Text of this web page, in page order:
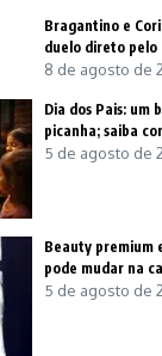
Bragantino e
duelo direto pelo
8 de agosto de
Dia dos Pais: um
picanha; saiba
5 de agosto de
Beauty premium
pode mudar na
5 de agosto de